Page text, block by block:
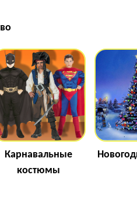
Карнавальные
костюмы